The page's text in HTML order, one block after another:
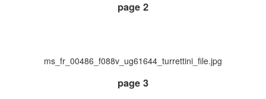
page 2
ms_fr_00486_f088v_ug61644_turrettini_file.jpg
page 3